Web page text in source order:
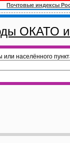
Почтовые индексы
ОКАТО
или населённого